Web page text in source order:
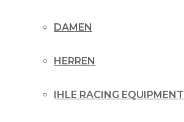
DAMEN
HERREN
IHLE RACING EQUIPMENT